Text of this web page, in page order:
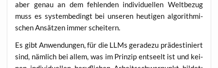
aber genau an dem feh­len­den indi­vi­du­el­len Welt­be­zug
muss es sys­tem­be­dingt bei unse­ren heu­ti­gen algo­rith­mi­
schen Ansät­zen immer scheitern.
Es gibt Anwen­dun­gen, für die LLMs gera­de­zu prä­de­sti­niert
sind, näm­lich bei allem, was im Prin­zip ent­seelt ist und kei­